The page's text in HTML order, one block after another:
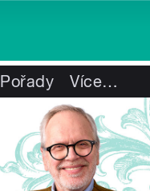
Pořady Více…